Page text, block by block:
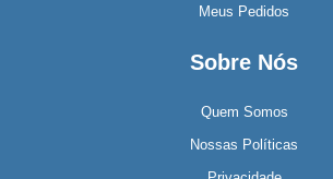
Meus Pedidos
Sobre Nós
Quem Somos
Nossas Políticas